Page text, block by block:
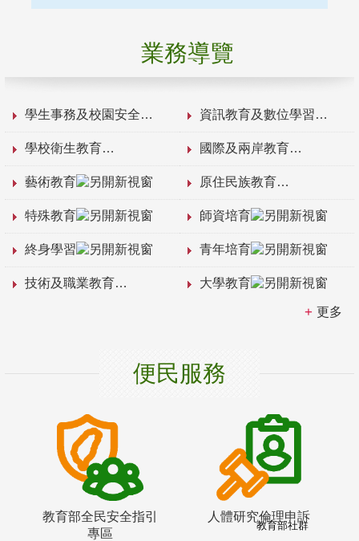
業務導覽
學生事務及校園安全 資訊教育及數位學習
學校衛生教育 國際及兩岸教育
藝術教育 原住民族教育
特殊教育 師資培育
終身學習 青年培育
技術及職業教育 大學教育
更多
便民服務
教育部全民安全指引
專區
人體研究倫理申訴
教育部社群